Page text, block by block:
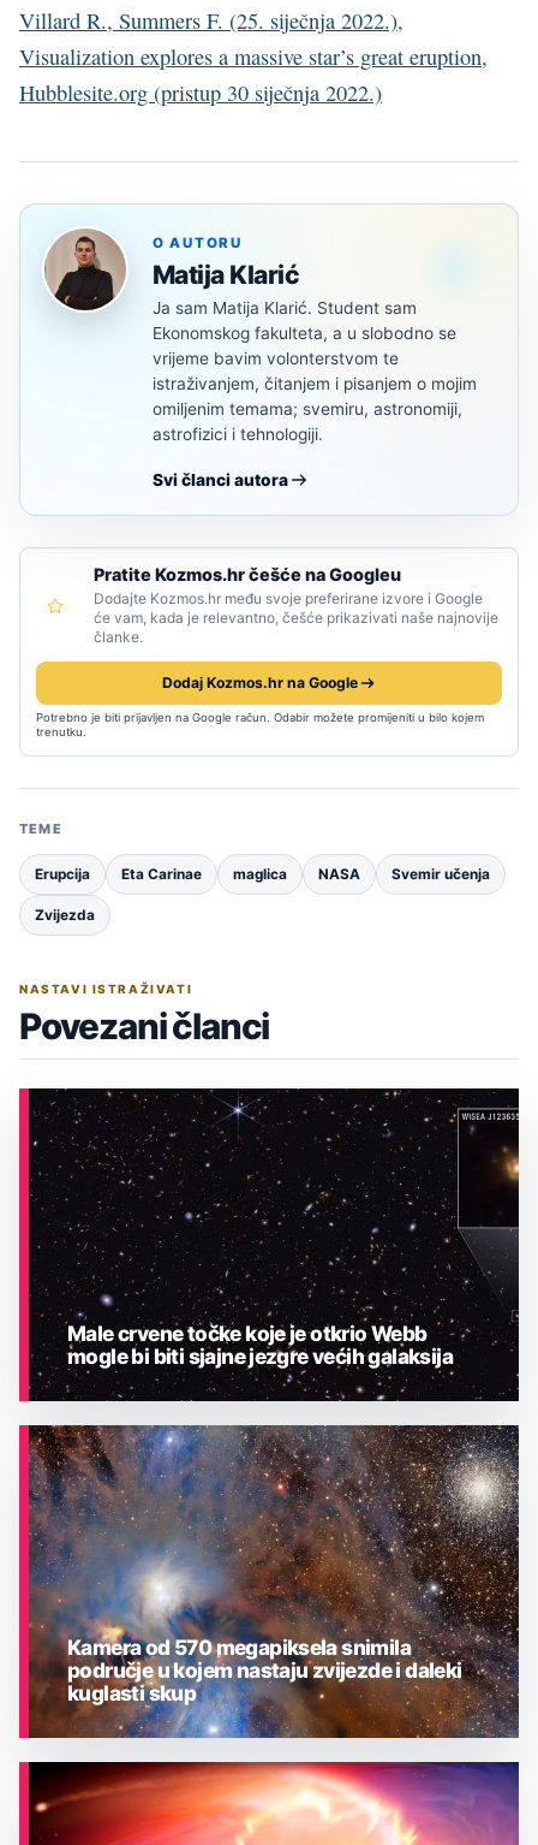
Villard R., Summers F. (25. siječnja 2022.),
Visualization explores a massive star’s great eruption,
Hubblesite.org (pristup 30 siječnja 2022.)
O AUTORU
Matija Klarić
Ja sam Matija Klarić. Student sam
Ekonomskog fakulteta, a u slobodno se
vrijeme bavim volonterstvom te
istraživanjem, čitanjem i pisanjem o mojim
omiljenim temama; svemiru, astronomiji,
astrofizici i tehnologiji.
Svi članci autora
Pratite Kozmos.hr češće na Googleu
Dodajte Kozmos.hr među svoje preferirane izvore i Google
će vam, kada je relevantno, češće prikazivati naše najnovije
članke.
Dodaj Kozmos.hr na Google
Potrebno je biti prijavljen na Google račun. Odabir možete promijeniti u bilo kojem
trenutku.
TEME
Erupcija Eta Carinae maglica NASA Svemir učenja
Zvijezda
NASTAVI ISTRAŽIVATI
Povezani članci
ASTRONOMIJA
Male crvene točke koje je otkrio Webb
mogle bi biti sjajne jezgre većih galaksija
ASTRONOMIJA
Kamera od 570 megapiksela snimila
područje u kojem nastaju zvijezde i daleki
kuglasti skup